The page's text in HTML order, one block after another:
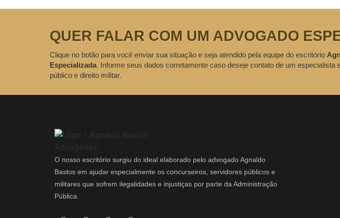
QUER FALAR COM UM ADVOGADO
Clique no botão para você enviar sua situação e seja atendido pela equipe do escritório
Especializada. Informe seus dados corretamente caso deseje contato de um especialista
público e direito militar.
O nosso escritório surgiu do ideal elaborado pelo advogado Agnaldo
Bastos em ajudar especialmente os concurseiros, servidores públicos e
militares que sofrem ilegalidades e injustiças por parte da Administração
Pública.